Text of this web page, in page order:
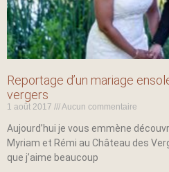
Reportage d’un mariage
vergers
1 août 2017 Aucun commentaire
Aujourd’hui je vous emmène
Myriam et Rémi au Château des
que j’aime beaucoup